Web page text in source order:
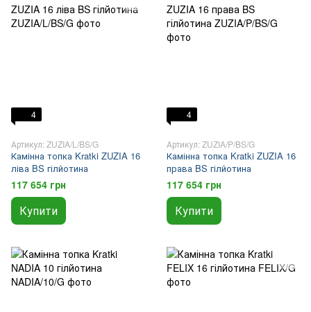
4
Артикул: ZUZIA/L/BS/G
Камінна топка Kratki ZUZIA 16
ліва BS гілйотина
117 654 грн
Купити
4
Артикул: ZUZIA/P/BS/G
Камінна топка Kratki ZUZIA 16
права BS гілйотина
117 654 грн
Купити